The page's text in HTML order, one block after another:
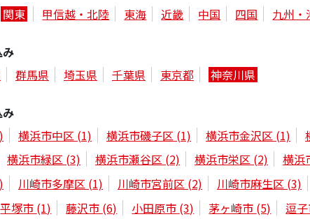
関東 甲信越・北陸 東海 近畿 中国 四国 九州・
群馬県 埼玉県 千葉県 東京都 神奈川県
横浜市中区 (1) 横浜市磯子区 (1) 横浜市金沢区 (1)
横浜市緑区 (3) 横浜市瀬谷区 (2) 横浜市栄区 (2) 横浜
川崎市多摩区 (1) 川崎市宮前区 (2) 川崎市麻生区 (3)
平塚市 (1) 藤沢市 (6) 小田原市 (3) 茅ヶ崎市 (5) 逗